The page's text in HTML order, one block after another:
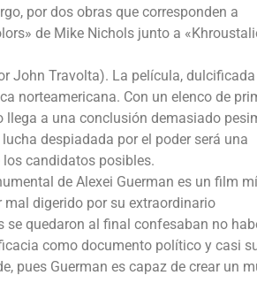
por dos obras que corresponden a
de Mike Nichols junto a
John Travolta). La película, dulcificada
norteamericana. Con un elenco de
llega a una conclusión demasiado
despiadada por el poder será una
los candidatos posibles.
de Alexei Guerman es un film
mal digerido por su extraordinario
quedaron al final confesaban no
como documento político y casi
pues Guerman es capaz de crear un